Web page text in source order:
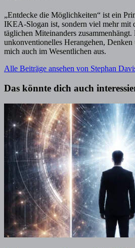
„Entdecke die Möglichkeiten“ ist ein
IKEA-Slogan ist, sondern viel mehr mit
täglichen Miteinanders zusammenhängt.
unkonventionelles Herangehen,
mich auch im Wesentlichen aus.
Alle Beiträge ansehen von Stephan
Das könnte dich auch